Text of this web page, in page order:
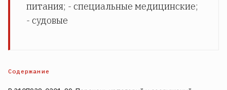
питания; - специальные медицинские;
- судовые
Содержание